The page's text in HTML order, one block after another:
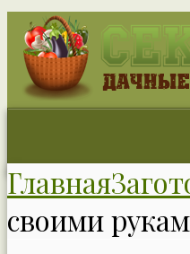
Главная
своими